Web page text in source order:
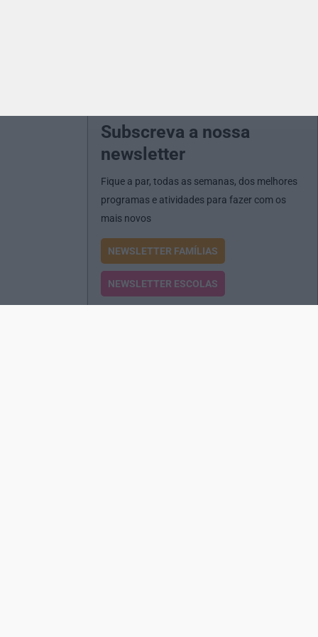
Subscreva a nossa
newsletter
Fique a par, todas as semanas, dos melhores
programas e atividades para fazer com os
mais novos
NEWSLETTER FAMÍLIAS
NEWSLETTER ESCOLAS